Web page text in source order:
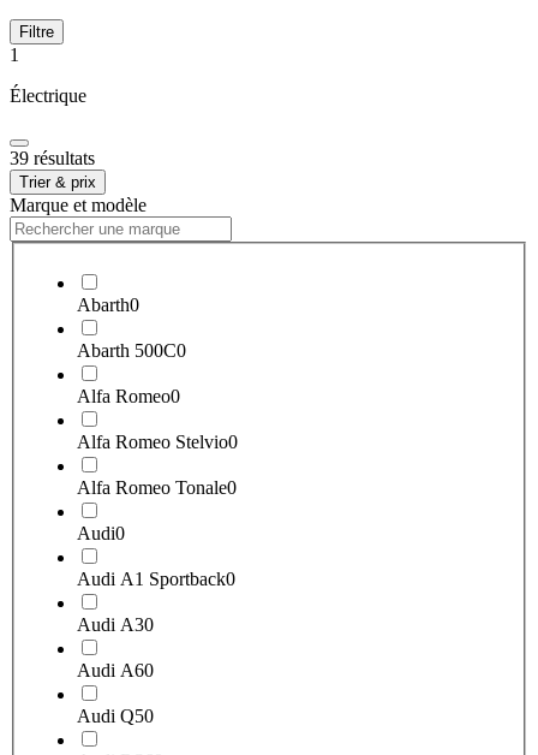
Filtre
1
Électrique
39 résultats
Trier & prix
Marque et modèle
Abarth0
Abarth 500C0
Alfa Romeo0
Alfa Romeo Stelvio0
Alfa Romeo Tonale0
Audi0
Audi A1 Sportback0
Audi A30
Audi A60
Audi Q50